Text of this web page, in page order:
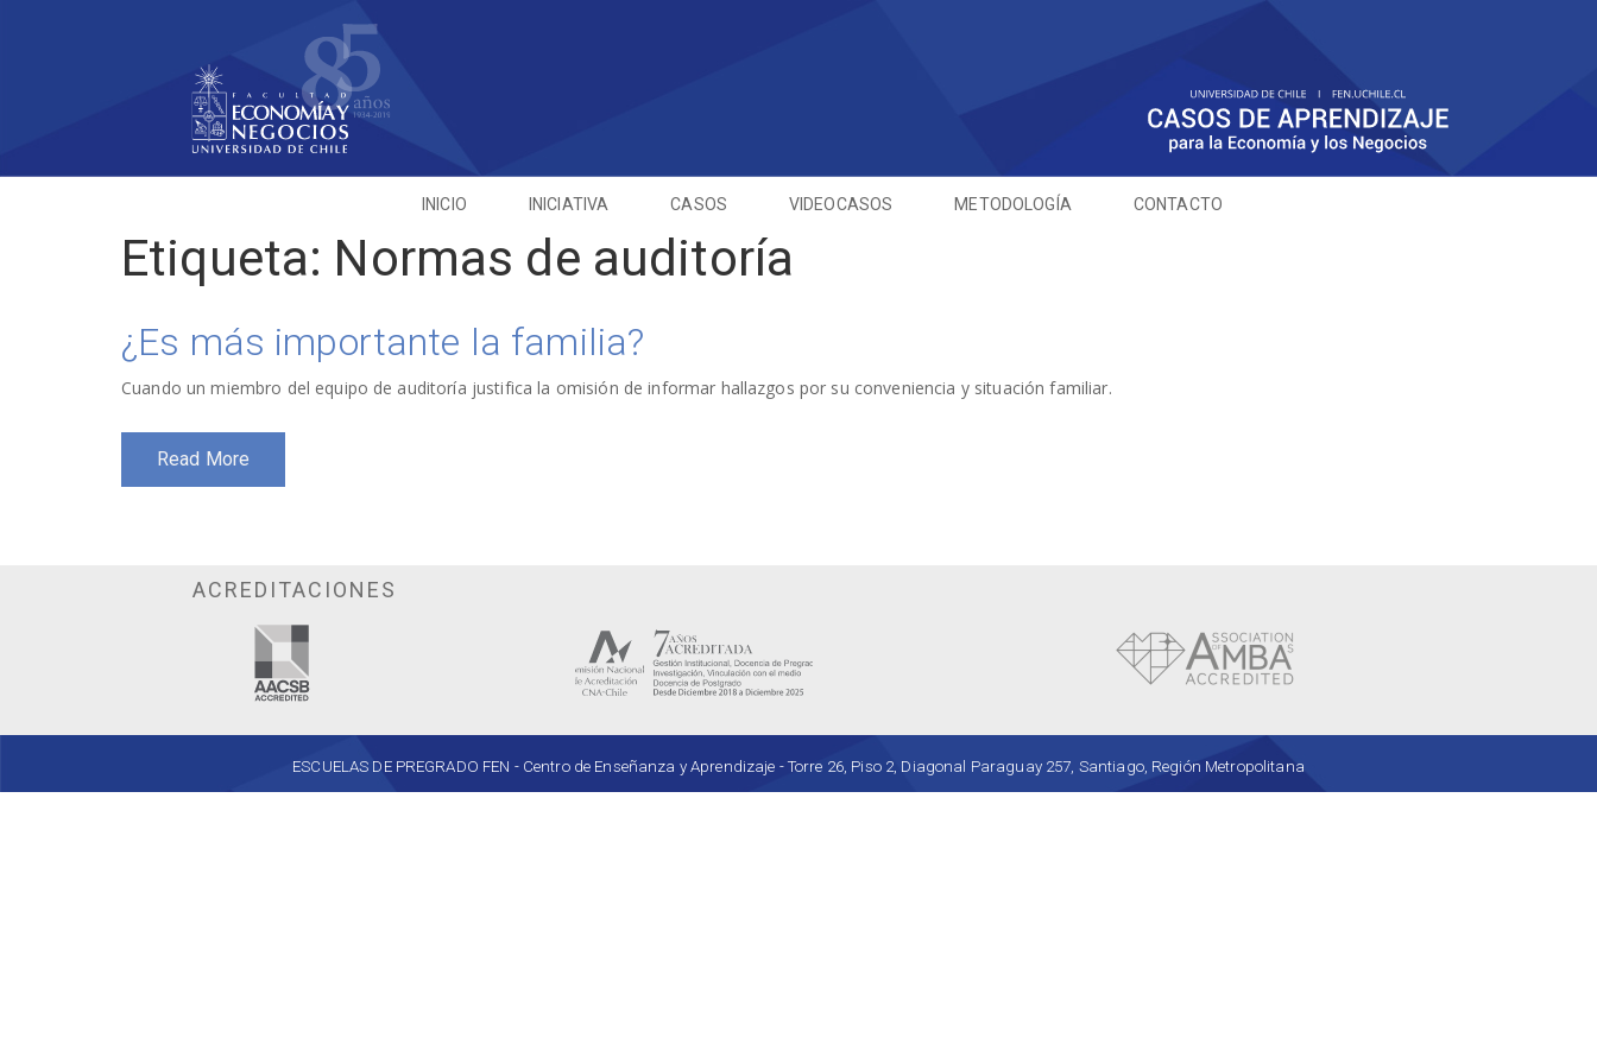
INICIO INICIATIVA CASOS VIDEOCASOS METODOLOGÍA CONTACTO
Etiqueta: Normas de auditoría
¿Es más importante la familia?
Cuando un miembro del equipo de auditoría justifica la omisión de informar hallazgos por su conveniencia y situación familiar.
Read More
ACREDITACIONES
ESCUELAS DE PREGRADO FEN - Centro de Enseñanza y Aprendizaje - Torre 26, Piso 2, Diagonal Paraguay 257, Santiago, Región Metropolitana